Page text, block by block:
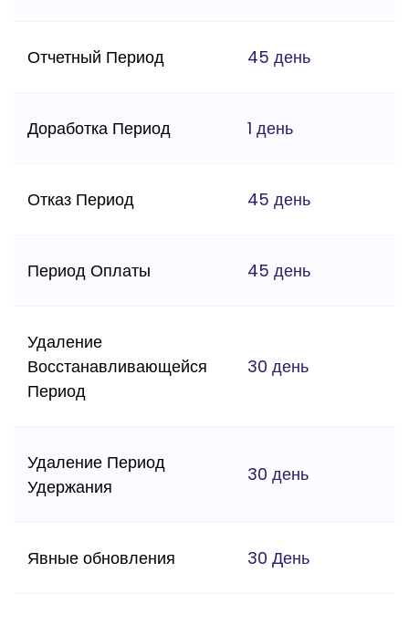
Отчетный Период 45 день
Доработка Период 1 день
Отказ Период 45 день
Период Оплаты 45 день
Удаление
Восстанавливающейся
Период
30 день
Удаление Период
Удержания
30 день
Явные обновления 30 День